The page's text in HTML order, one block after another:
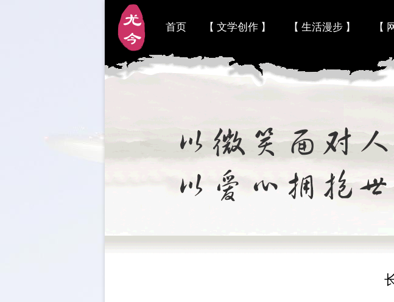
首页 【 文学创作 】 【 生活漫步 】 【